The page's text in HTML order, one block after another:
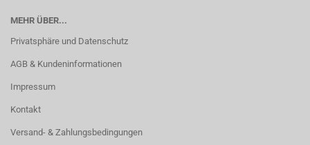
MEHR ÜBER...
Privatsphäre und Datenschutz
AGB & Kundeninformationen
Impressum
Kontakt
Versand- & Zahlungsbedingungen